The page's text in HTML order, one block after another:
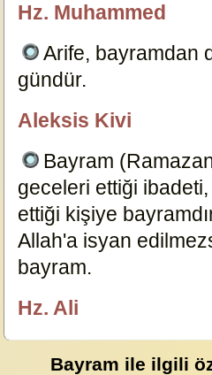
Hz. Muhammed
Arife, bayramdan
gündür.
Aleksis Kivi
Bayram
geceleri ettiği ibadeti,
ettiği kişiye
Allah'a isyan
bayram.
Hz. Ali
Bayram ile ilgili